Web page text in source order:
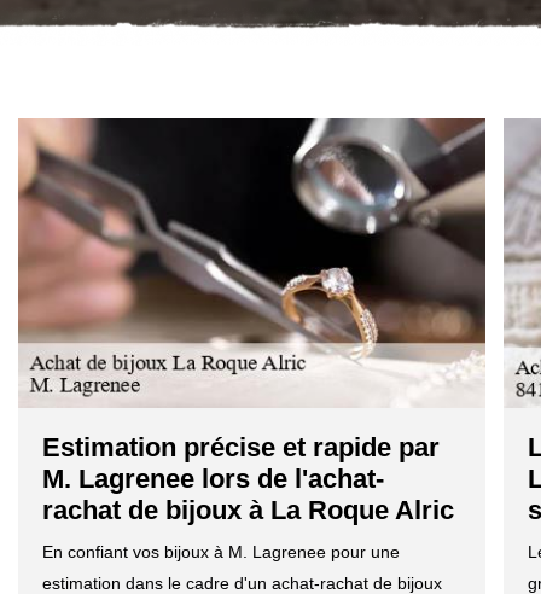
Estimation précise et rapide par
M. Lagrenee lors de l'achat-
rachat de bijoux à La Roque Alric
En confiant vos bijoux à M. Lagrenee pour une
estimation dans le cadre d'un achat-rachat de bijoux